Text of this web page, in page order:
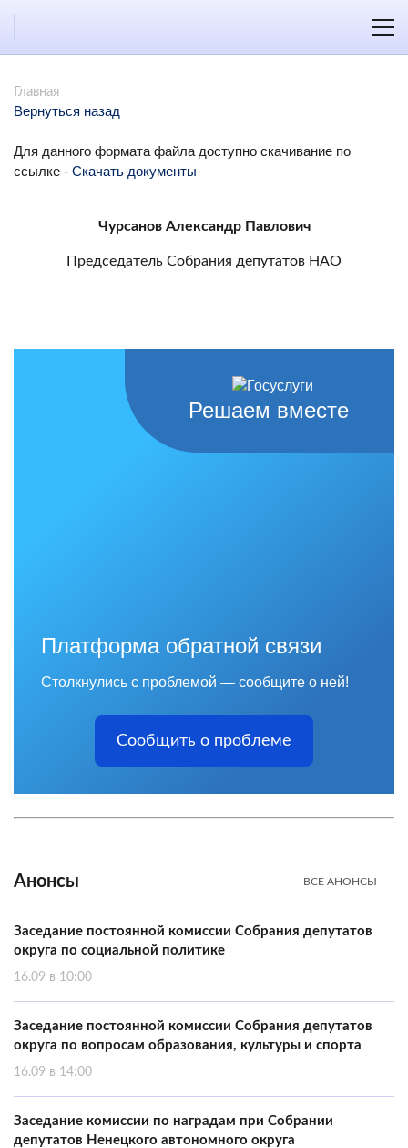
Главная
Вернуться назад
Для данного формата файла доступно скачивание по
ссылке - Скачать документы
Чурсанов Александр Павлович
Председатель Собрания депутатов НАО
Решаем вместе
Платформа обратной связи
Столкнулись с проблемой — сообщите о ней!
Сообщить о проблеме
Анонсы ВСЕ АНОНСЫ
Заседание постоянной комиссии Собрания депутатов
округа по социальной политике
16.09 в 10:00
Заседание постоянной комиссии Собрания депутатов
округа по вопросам образования, культуры и спорта
16.09 в 14:00
Заседание комиссии по наградам при Собрании
депутатов Ненецкого автономного округа